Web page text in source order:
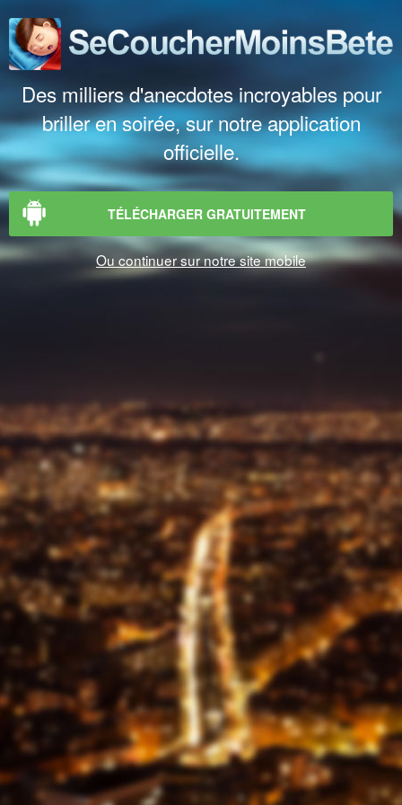
Des milliers d'anecdotes incroyables pour
briller en soirée, sur notre application
officielle.
TÉLÉCHARGER GRATUITEMENT
Ou continuer sur notre site mobile